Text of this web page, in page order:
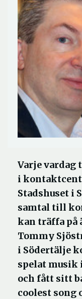
Varje vardag
i
Stadshuset i
samtal till
kan träffa på
Tommy
i Södertälje
spelat
och fått sitt
coolest song